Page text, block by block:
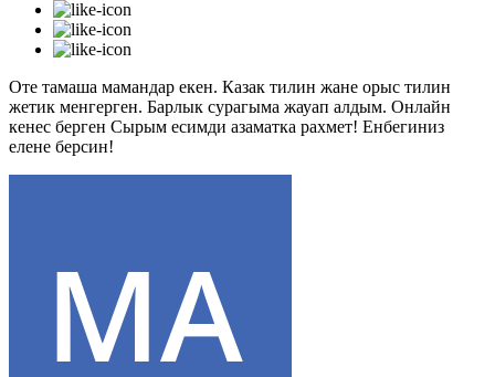
Оте тамаша мамандар екен. Казак тилин жане орыс тилин
жетик менгерген. Барлык сурагыма жауап алдым. Онлайн
кенес берген Сырым есимди азаматка рахмет! Енбегиниз
елене берсин!